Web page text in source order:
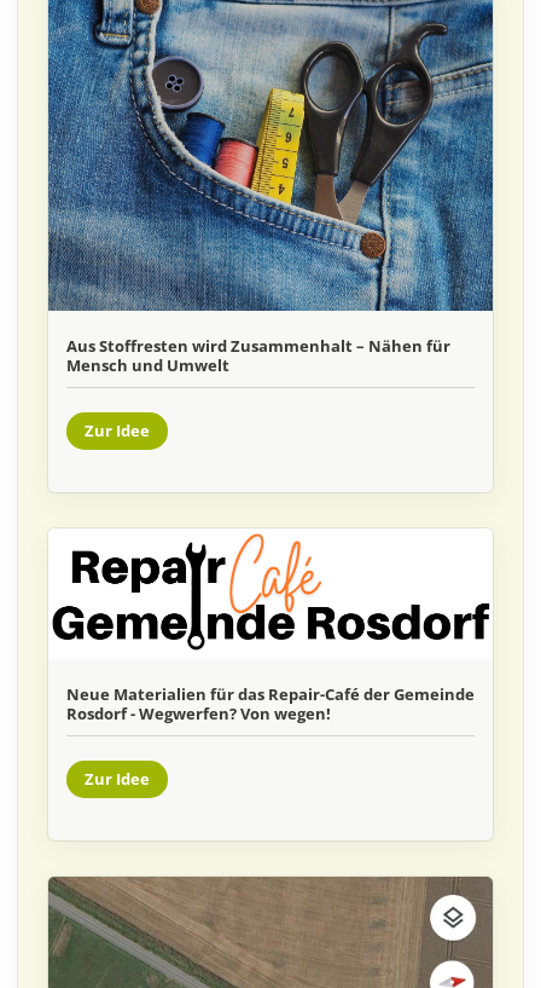
Aus Stoffresten wird Zusammenhalt – Nähen für
Mensch und Umwelt
Zur Idee
Neue Materialien für das Repair-Café der Gemeinde
Rosdorf - Wegwerfen? Von wegen!
Zur Idee